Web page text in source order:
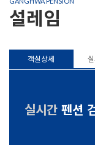
설레임
객실상세
실시간 펜션